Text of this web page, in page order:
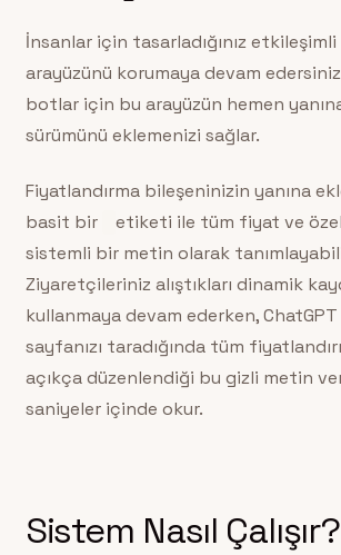
İnsanlar için tasarladığınız etkileşimli
arayüzünü korumaya devam
botlar için bu arayüzün hemen
sürümünü eklemenizi sağlar.
Fiyatlandırma bileşeninizin yanına
basit bir
etiketi ile tüm fiyat ve
sistemli bir metin olarak
Ziyaretçileriniz alıştıkları dinamik
kullanmaya devam ederken,
sayfanızı taradığında tüm
açıkça düzenlendiği bu gizli metin
saniyeler içinde okur.
Sistem Nasıl Çalışır?